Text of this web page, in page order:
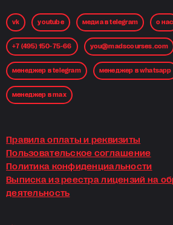
vk youtube медиа в telegram о нас
+7 (495) 150-75-66 you@madscourses.com
менеджер в telegram менеджер в whatsapp
менеджер в max
Правила оплаты и реквизиты
Пользовательское соглашение
Политика конфиденциальности
Выписка из реестра лицензий на
деятельность